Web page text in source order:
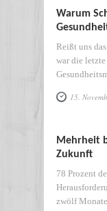
Warum
Reißt uns
war die
15.
Mehrheit
Zukunft
78 Prozent
zwölf